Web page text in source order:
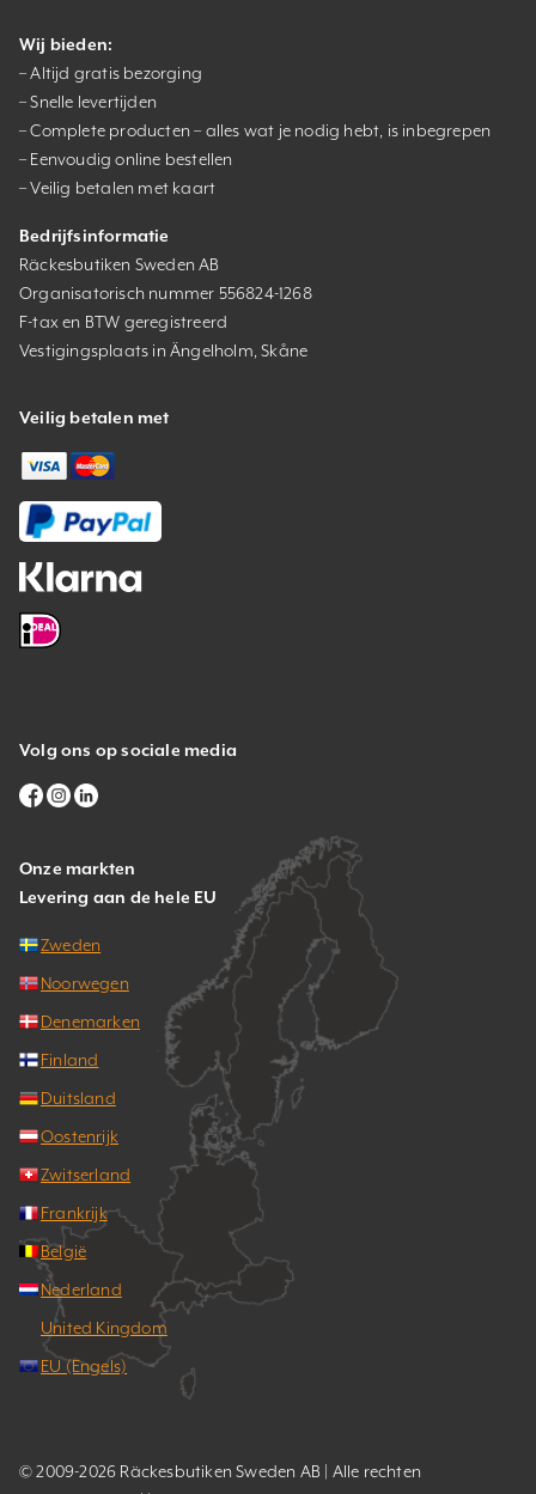
Wij bieden:
– Altijd gratis bezorging
– Snelle levertijden
– Complete producten – alles wat je nodig hebt, is inbegrepen
– Eenvoudig online bestellen
– Veilig betalen met kaart
Bedrijfsinformatie
Räckesbutiken Sweden AB
Organisatorisch nummer 556824-1268
F-tax en BTW geregistreerd
Vestigingsplaats in Ängelholm, Skåne
Veilig betalen met
Volg ons op sociale media
Onze markten
Levering aan de hele EU
Zweden
Noorwegen
Denemarken
Finland
Duitsland
Oostenrijk
Zwitserland
Frankrijk
België
Nederland
United Kingdom
EU (Engels)
© 2009-2026 Räckesbutiken Sweden AB | Alle rechten